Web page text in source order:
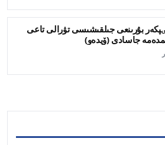
بۇرىنعى جىلقىشىسى تۋرالى تاعى
جاسادى (ۆيدەو)